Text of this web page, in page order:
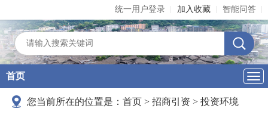
统一用户登录 加入收藏 智能问答
导
航
首页
您当前所在的位置是： 首页 > 招商引资 > 投资环境